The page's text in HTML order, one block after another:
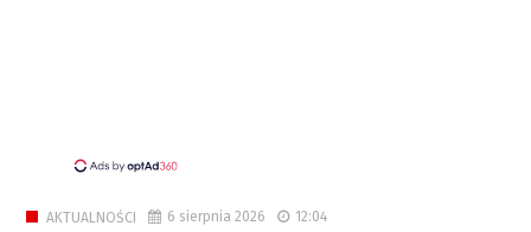
AKTUALNOŚCI 6 sierpnia 2026 12:04